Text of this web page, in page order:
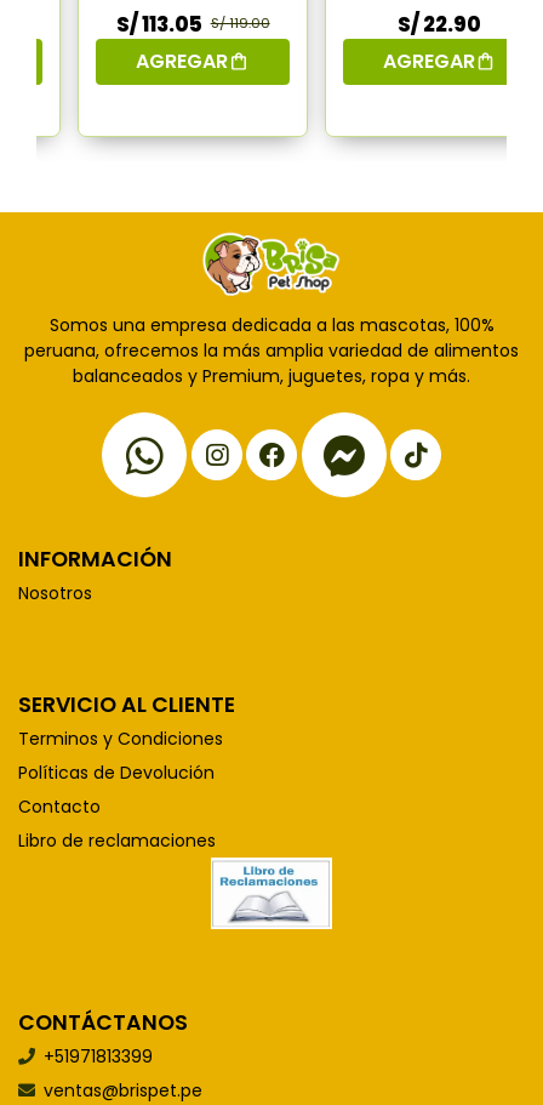
S/ 119.00
S/ 113.05
AGREGAR
S/ 22.90
AGREGAR
Somos una empresa dedicada a las mascotas, 100%
peruana, ofrecemos la más amplia variedad de alimentos
balanceados y Premium, juguetes, ropa y más.
INFORMACIÓN
Nosotros
SERVICIO AL CLIENTE
Terminos y Condiciones
Políticas de Devolución
Contacto
Libro de reclamaciones
CONTÁCTANOS
+51971813399
ventas@brispet.pe